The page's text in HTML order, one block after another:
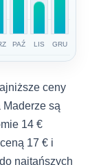
PAŹ LIS GRU
ceny
są
14 €
17 € i
najtańszych